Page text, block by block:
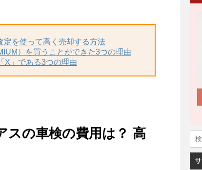
定を使って高く売却する方法
）を買うことができた3つの理由
X」である3つの理由
スの車検の費用は？ 高